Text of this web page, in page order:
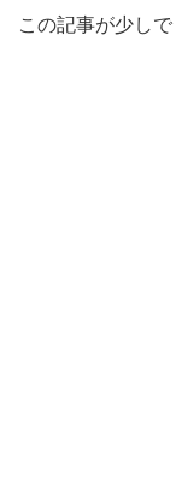
この記事が少し